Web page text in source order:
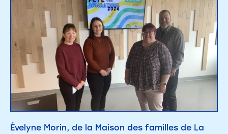
Évelyne Morin, de la Maison des familles de La